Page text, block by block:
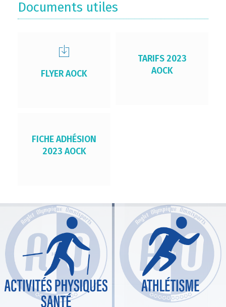
Documents utiles
FLYER AOCK
TARIFS 2023
AOCK
FICHE ADHÉSION
2023 AOCK